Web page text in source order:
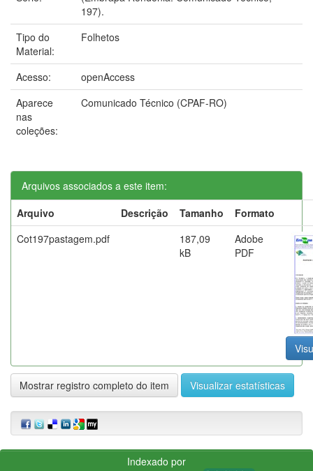
197).
Tipo do
Material:
Folhetos
Acesso:
openAccess
Aparece
nas
coleções:
Comunicado Técnico (CPAF-RO)
Arquivos associados a este item:
Arquivo
Descrição Tamanho
Formato
Cot197pastagem.pdf
187,09
kB
Adobe
PDF
Mostrar registro completo do item Visualizar estatísticas
Indexado por